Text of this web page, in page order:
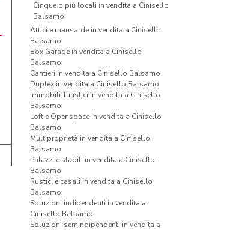
Cinque o più locali in vendita a Cinisello
Balsamo
Attici e mansarde in vendita a Cinisello
Balsamo
Box Garage in vendita a Cinisello
Balsamo
Cantieri in vendita a Cinisello Balsamo
Duplex in vendita a Cinisello Balsamo
Immobili Turistici in vendita a Cinisello
Balsamo
Loft e Openspace in vendita a Cinisello
Balsamo
Multiproprietà in vendita a Cinisello
Balsamo
Palazzi e stabili in vendita a Cinisello
Balsamo
Rustici e casali in vendita a Cinisello
Balsamo
Soluzioni indipendenti in vendita a
Cinisello Balsamo
Soluzioni semindipendenti in vendita a